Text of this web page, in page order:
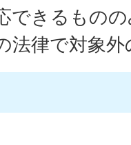
できるもの
法律で対象